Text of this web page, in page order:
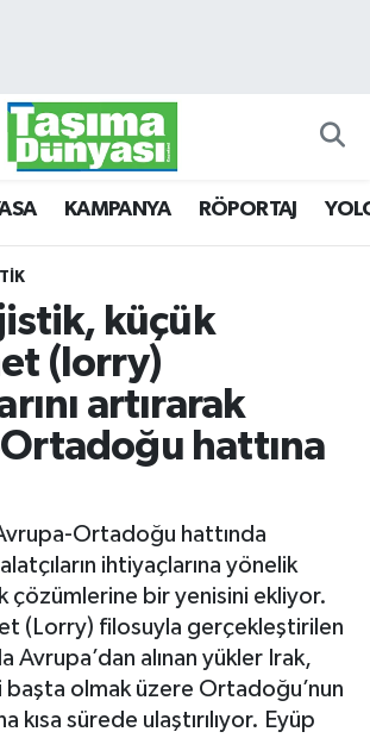
KAMPANYA RÖPORTAJ
küçük
(lorry)
artırarak
hattına
Ortadoğu hattında
ihtiyaçlarına yönelik
çözümlerine bir yenisini ekliyor.
(Lorry) filosuyla gerçekleştirilen
Avrupa’dan alınan yükler Irak,
başta olmak üzere Ortadoğu’nun
kısa sürede ulaştırılıyor. Eyüp
Durumu ve Fikstür
Haberleri